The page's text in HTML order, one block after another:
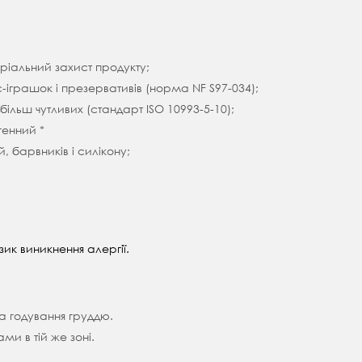
захист продукту;
і презервативів (норма NF S97-034);
чутливих (стандарт ISO 10993-5-10);
*
барвників і силікону;
виникнення алергії.
годування груддю.
в тій же зоні.